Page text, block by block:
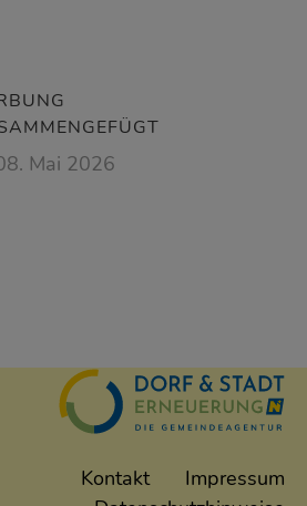
Mai 2026
Kontakt
Impressum